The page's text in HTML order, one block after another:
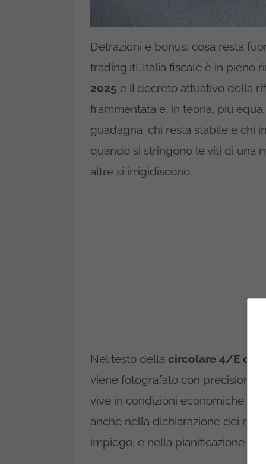
Detrazioni e bonus: cosa resta
trading.itL’Italia fiscale è in pieno
2025 e il decreto attuativo della
frammentata e, in teoria, più
guadagna, chi resta stabile e chi
quando si stringono le viti di una
altre si irrigidiscono.
Nel testo della circolare 4/E
viene fotografato con precisione.
vive in condizioni economiche
anche nella dichiarazione dei
impiego, e nella pianificazione